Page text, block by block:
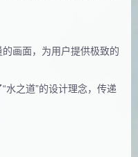
画面，为用户提供极致的
水之道”的设计理念，传递